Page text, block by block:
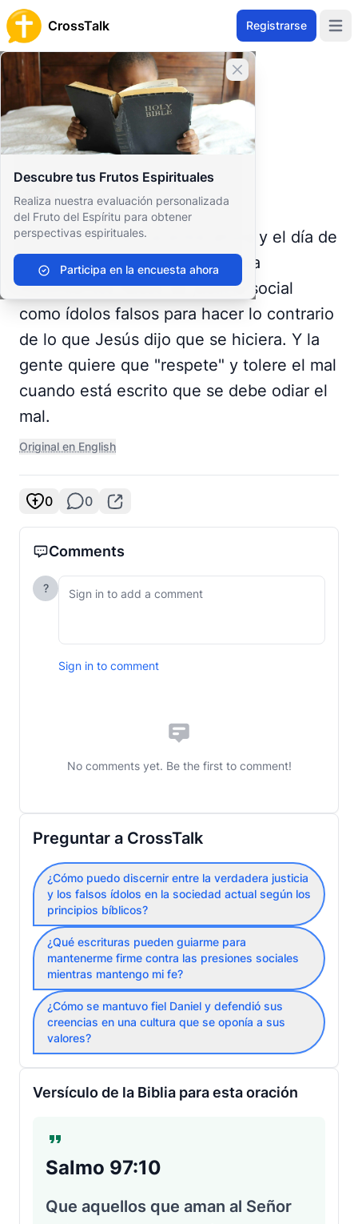
CrossTalk Registrarse
Cerrar banner
Descubre tus Frutos Espirituales
Realiza nuestra evaluación personalizada
del Fruto del Espíritu para obtener
perspectivas espirituales.
Participa en la encuesta ahora
Home
Prayer Wall
Prayer Request by Summer
Volver al Muro de Oración
Oración
Summer Rose
United States
La única diferencia entre ahora y el día de
Daniel es que el enemigo utiliza
movimientos falsos de justicia social
como ídolos falsos para hacer lo contrario
de lo que Jesús dijo que se hiciera. Y la
gente quiere que "respete" y tolere el mal
cuando está escrito que se debe odiar el
mal.
Original en English
0 0
Comments
?
Sign in to comment
No comments yet. Be the first to comment!
Preguntar a CrossTalk
¿Cómo puedo discernir entre la verdadera justicia
y los falsos ídolos en la sociedad actual según los
principios bíblicos?
¿Qué escrituras pueden guiarme para
mantenerme firme contra las presiones sociales
mientras mantengo mi fe?
¿Cómo se mantuvo fiel Daniel y defendió sus
creencias en una cultura que se oponía a sus
valores?
Versículo de la Biblia para esta oración
Salmo 97:10
Que aquellos que aman al Señor